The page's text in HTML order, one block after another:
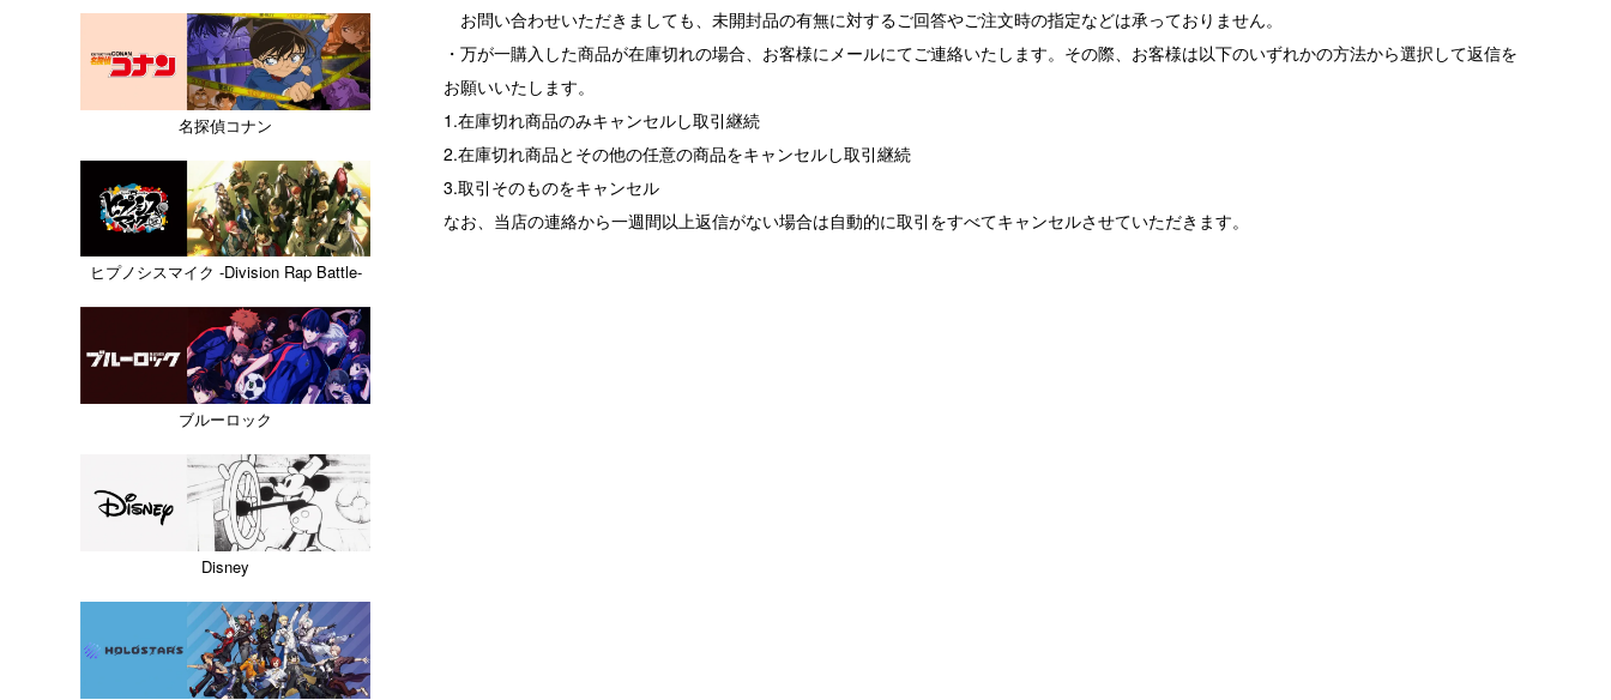
お問い合わせいただきましても、未開封品の有無に対するご回答やご注文時の指定などは承っておりません。
・万が一購入した商品が在庫切れの場合、お客様にメールにてご連絡いたします。その際、お客様は以下のいずれかの方法から選択して返信を
お願いいたします。
1.在庫切れ商品のみキャンセルし取引継続
2.在庫切れ商品とその他の任意の商品をキャンセルし取引継続
3.取引そのものをキャンセル
なお、当店の連絡から一週間以上返信がない場合は自動的に取引をすべてキャンセルさせていただきます。
名探偵コナン
ヒプノシスマイク -Division Rap Battle-
ブルーロック
Disney